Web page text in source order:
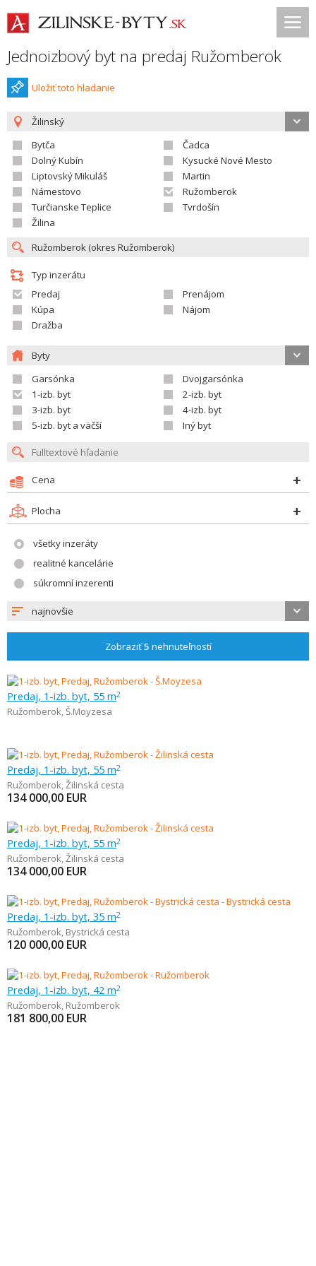
Jednoizbový byt na predaj Ružomberok
Uložiť toto hladanie
Žilinský
Bytča
Čadca
Dolný Kubín
Kysucké Nové Mesto
Liptovský Mikuláš
Martin
Námestovo
Ružomberok
Turčianske Teplice
Tvrdošín
Žilina
Typ inzerátu
Predaj
Prenájom
Kúpa
Nájom
Dražba
Byty
Garsónka
Dvojgarsónka
1-izb. byt
2-izb. byt
3-izb. byt
4-izb. byt
5-izb. byt a väčší
Iný byt
Cena
Plocha
všetky inzeráty
realitné kancelárie
súkromní inzerenti
najnovšie
Zobraziť5 nehnuteľností
Predaj, 1-izb. byt, 55 m2
Ružomberok,Š.Moyzesa
Predaj, 1-izb. byt, 55 m2
Ružomberok,Žilinská cesta
134 000,00 EUR
Predaj, 1-izb. byt, 55 m2
Ružomberok,Žilinská cesta
134 000,00 EUR
Predaj, 1-izb. byt, 35 m2
Ružomberok, Bystrická cesta
120 000,00 EUR
Predaj, 1-izb. byt, 42 m2
Ružomberok, Ružomberok
181 800,00 EUR